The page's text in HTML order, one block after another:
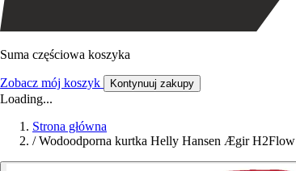
Suma częściowa koszyka
Zobacz mój koszyk Kontynuuj zakupy
Loading...
Strona główna
/ Wodoodporna kurtka Helly Hansen Ægir H2Flow